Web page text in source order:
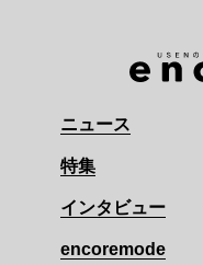
ニュース
特集
インタビュー
encoremode